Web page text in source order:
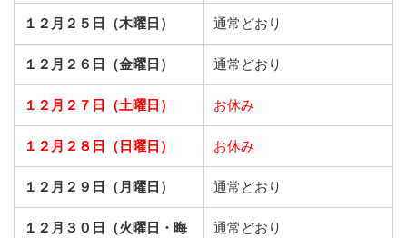
１２月２５日（木曜日） 通常どおり
１２月２６日（金曜日） 通常どおり
１２月２７日（土曜日） お休み
１２月２８日（日曜日） お休み
１２月２９日（月曜日） 通常どおり
１２月３０日（火曜日・晦
通常どおり